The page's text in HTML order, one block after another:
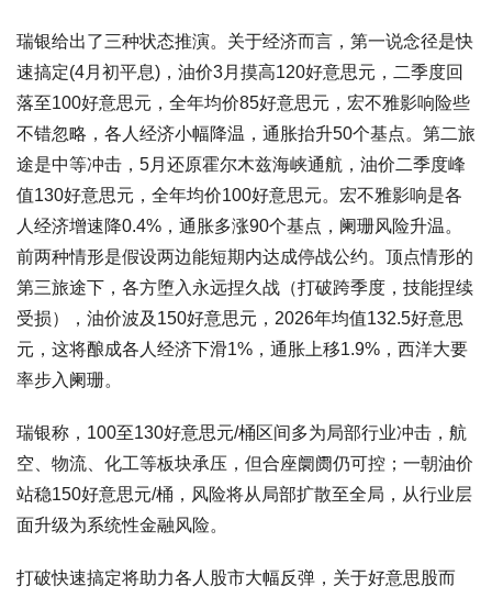
瑞银给出了三种状态推演。关于经济而言，第一说念径是快
速搞定(4月初平息)，油价3月摸高120好意思元，二季度回
落至100好意思元，全年均价85好意思元，宏不雅影响险些
不错忽略，各人经济小幅降温，通胀抬升50个基点。第二旅
途是中等冲击，5月还原霍尔木兹海峡通航，油价二季度峰
值130好意思元，全年均价100好意思元。宏不雅影响是各
人经济增速降0.4%，通胀多涨90个基点，阑珊风险升温。
前两种情形是假设两边能短期内达成停战公约。顶点情形的
第三旅途下，各方堕入永远捏久战（打破跨季度，技能捏续
受损），油价波及150好意思元，2026年均值132.5好意思
元，这将酿成各人经济下滑1%，通胀上移1.9%，西洋大要
率步入阑珊。
瑞银称，100至130好意思元/桶区间多为局部行业冲击，航
空、物流、化工等板块承压，但合座阛阓仍可控；一朝油价
站稳150好意思元/桶，风险将从局部扩散至全局，从行业层
面升级为系统性金融风险。
打破快速搞定将助力各人股市大幅反弹，关于好意思股而